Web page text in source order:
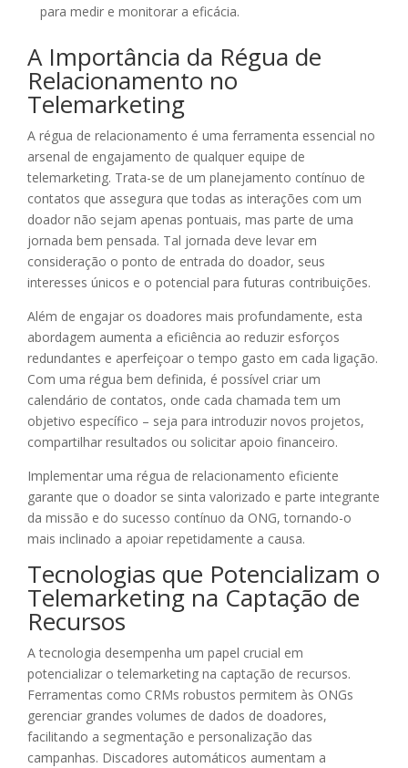
para medir e monitorar a eficácia.
A Importância da Régua de
Relacionamento no
Telemarketing
A régua de relacionamento é uma ferramenta essencial no
arsenal de engajamento de qualquer equipe de
telemarketing. Trata-se de um planejamento contínuo de
contatos que assegura que todas as interações com um
doador não sejam apenas pontuais, mas parte de uma
jornada bem pensada. Tal jornada deve levar em
consideração o ponto de entrada do doador, seus
interesses únicos e o potencial para futuras contribuições.
Além de engajar os doadores mais profundamente, esta
abordagem aumenta a eficiência ao reduzir esforços
redundantes e aperfeiçoar o tempo gasto em cada ligação.
Com uma régua bem definida, é possível criar um
calendário de contatos, onde cada chamada tem um
objetivo específico – seja para introduzir novos projetos,
compartilhar resultados ou solicitar apoio financeiro.
Implementar uma régua de relacionamento eficiente
garante que o doador se sinta valorizado e parte integrante
da missão e do sucesso contínuo da ONG, tornando-o
mais inclinado a apoiar repetidamente a causa.
Tecnologias que Potencializam o
Telemarketing na Captação de
Recursos
A tecnologia desempenha um papel crucial em
potencializar o telemarketing na captação de recursos.
Ferramentas como CRMs robustos permitem às ONGs
gerenciar grandes volumes de dados de doadores,
facilitando a segmentação e personalização das
campanhas. Discadores automáticos aumentam a